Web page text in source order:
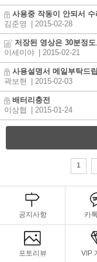
사용중 작동이 안되서
김준영
| 2015-02-28
저장된 영상은 30분정
이세미야
| 2015-02-21
사용설명서 메일부탁드
곽보현
| 2015-02-03
배터리충전
이상협
| 2015-01-24
1
공지사항 카
포토리뷰 VIP